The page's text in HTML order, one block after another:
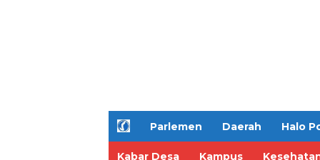
H
m
Parlemen Daerah Halo
Kabar Desa Kampus